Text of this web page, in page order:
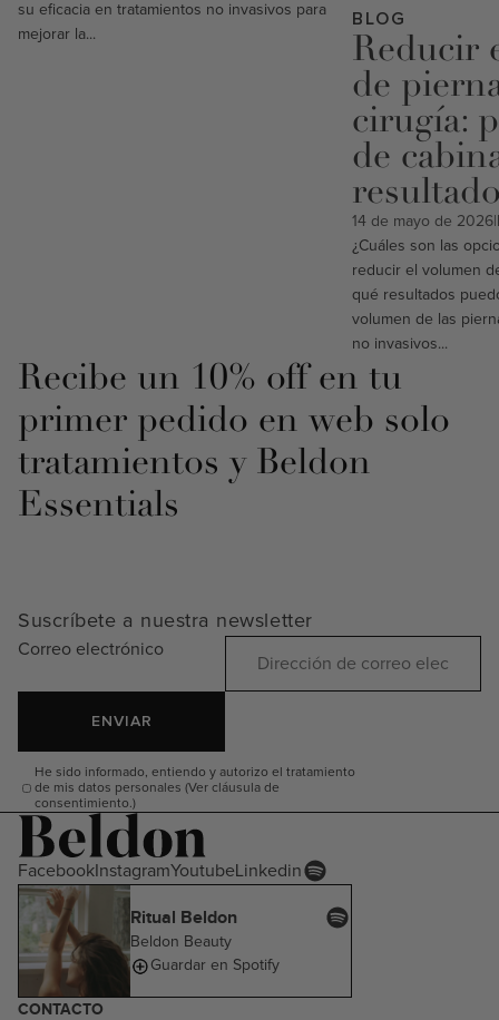
su eficacia en tratamientos no invasivos para
mejorar la...
BLOG
Reducir
de
cirugía:
de
14 de mayo de 2026
¿Cuáles son las
reducir el volumen
qué resultados
volumen de las
no invasivos...
Recibe un 10% off en tu
primer pedido en web solo
tratamientos y Beldon
Essentials
Suscríbete a nuestra newsletter
Correo electrónico
ENVIAR
He sido informado, entiendo y autorizo el tratamiento
de mis datos personales (Ver cláusula de
consentimiento.)
Facebook InstagramYoutube Linkedin
Ritual Beldon
Beldon Beauty
Guardar en Spotify
CONTACTO